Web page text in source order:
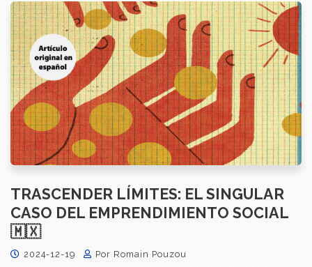
TRASCENDER LÍMITES: EL SINGULAR
CASO DEL EMPRENDIMIENTO SOCIAL
🇲🇽
2024-12-19 Por Romain Pouzou